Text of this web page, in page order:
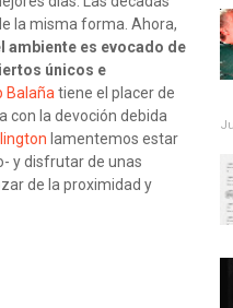
la misma forma. Ahora,
ambiente es evocado de
únicos e
Balaña tiene el placer de
con la devoción debida
lamentemos estar
y disfrutar de unas
de la proximidad y